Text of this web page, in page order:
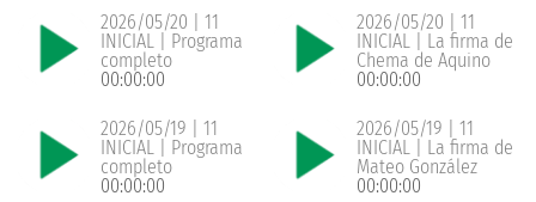
2026/05/20 | 11
INICIAL | Programa
completo
00:00:00
2026/05/20 | 11
INICIAL | La firma de
Chema de Aquino
00:00:00
2026/05/19 | 11
INICIAL | Programa
completo
00:00:00
2026/05/19 | 11
INICIAL | La firma de
Mateo González
00:00:00